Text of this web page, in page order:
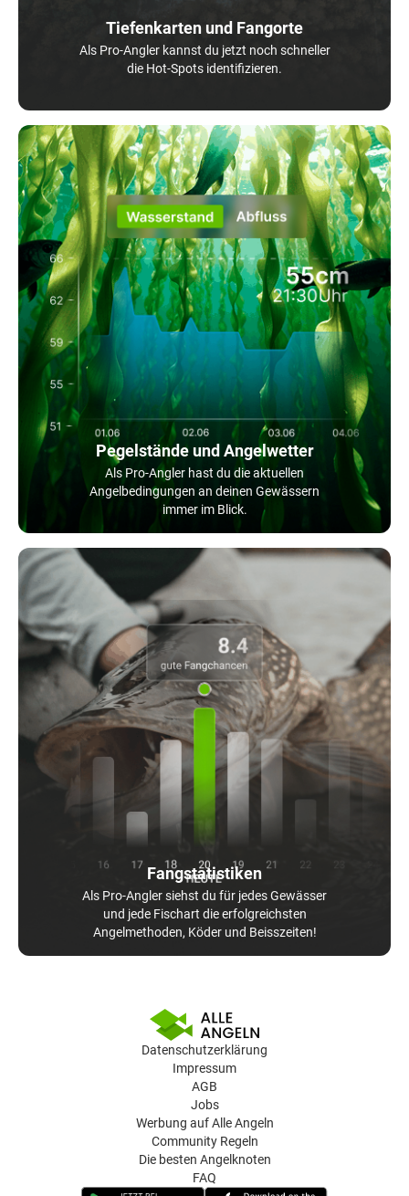
Tiefenkarten und Fangorte
Als Pro-Angler kannst du jetzt noch schneller
die Hot-Spots identifizieren.
Pegelstände und Angelwetter
Als Pro-Angler hast du die aktuellen
Angelbedingungen an deinen Gewässern
immer im Blick.
Fangstatistiken
Als Pro-Angler siehst du für jedes Gewässer
und jede Fischart die erfolgreichsten
Angelmethoden, Köder und Beisszeiten!
Datenschutzerklärung
Impressum
AGB
Jobs
Werbung auf Alle Angeln
Community Regeln
Die besten Angelknoten
FAQ